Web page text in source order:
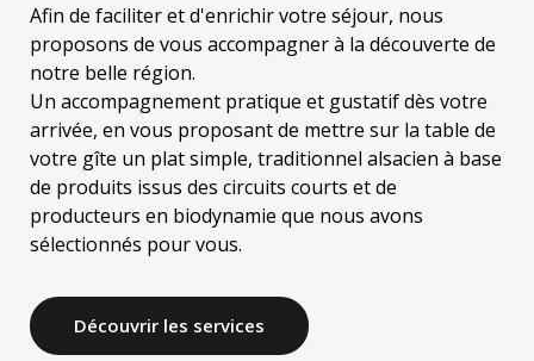
Afin de faciliter et d'enrichir votre séjour, nous
proposons de vous accompagner à la découverte de
notre belle région.
Un accompagnement pratique et gustatif dès votre
arrivée, en vous proposant de mettre sur la table de
votre gîte un plat simple, traditionnel alsacien à base
de produits issus des circuits courts et de
producteurs en biodynamie que nous avons
sélectionnés pour vous.
Découvrir les services